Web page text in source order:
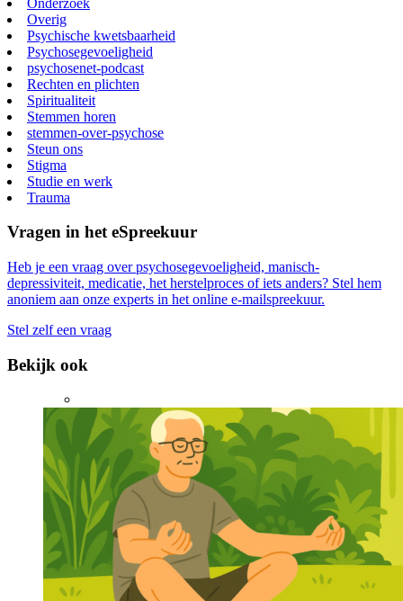
Overig
Psychische kwetsbaarheid
Psychosegevoeligheid
psychosenet-podcast
Rechten en plichten
Spiritualiteit
Stemmen horen
stemmen-over-psychose
Steun ons
Stigma
Studie en werk
Trauma
Vragen in het eSpreekuur
Heb je een vraag over psychosegevoeligheid, manisch-
depressiviteit, medicatie, het herstelproces of iets anders? Stel hem
anoniem aan onze experts in het online e-mailspreekuur.
Stel zelf een vraag
Bekijk ook